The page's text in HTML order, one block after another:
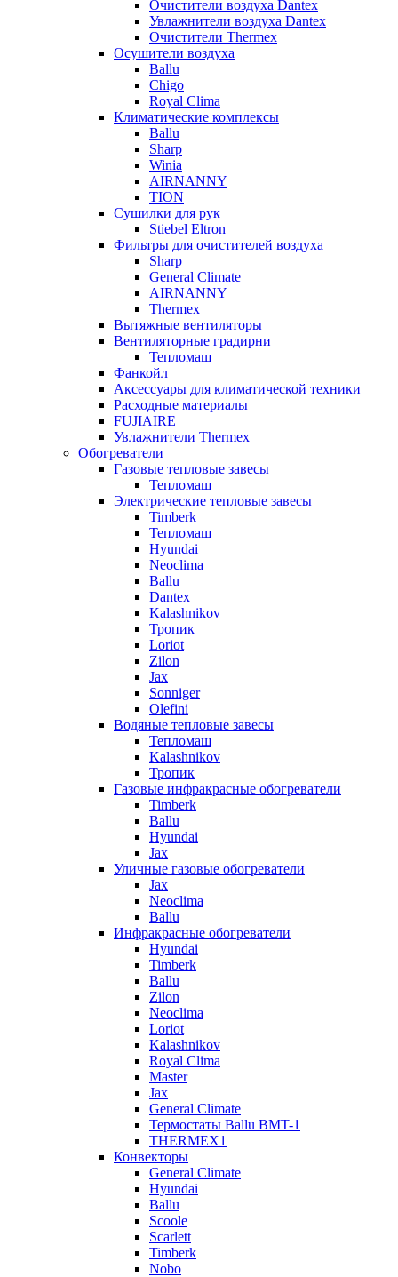
Очистители воздуха Dantex
Увлажнители воздуха Dantex
Очистители Thermex
Осушители воздуха
Ballu
Chigo
Royal Clima
Климатические комплексы
Ballu
Sharp
Winia
AIRNANNY
TION
Сушилки для рук
Stiebel Eltron
Фильтры для очистителей воздуха
Sharp
General Climate
AIRNANNY
Thermex
Вытяжные вентиляторы
Вентиляторные градирни
Тепломаш
Фанкойл
Аксессуары для климатической техники
Расходные материалы
FUJIAIRE
Увлажнители Thermex
Обогреватели
Газовые тепловые завесы
Тепломаш
Электрические тепловые завесы
Timberk
Тепломаш
Hyundai
Neoclima
Ballu
Dantex
Kalashnikov
Тропик
Loriot
Zilon
Jax
Sonniger
Olefini
Водяные тепловые завесы
Тепломаш
Kalashnikov
Тропик
Газовые инфракрасные обогреватели
Timberk
Ballu
Hyundai
Jax
Уличные газовые обогреватели
Jax
Neoclima
Ballu
Инфракрасные обогреватели
Hyundai
Timberk
Ballu
Zilon
Neoclima
Loriot
Kalashnikov
Royal Clima
Master
Jax
General Climate
Термостаты Ballu BMT-1
THERMEX1
Конвекторы
General Climate
Hyundai
Ballu
Scoole
Scarlett
Timberk
Nobo